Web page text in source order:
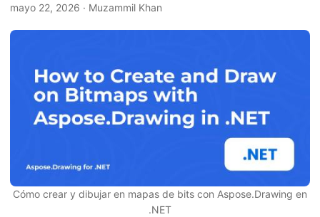
i
ó
mayo 22, 2026 · Muzammil Khan
Cómo crear y dibujar en mapas de bits con Aspose.Drawing en
.NET